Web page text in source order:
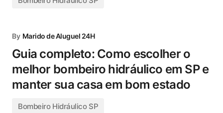
By Marido de Aluguel 24H
Guia completo: Como escolher o
melhor bombeiro hidráulico em SP e
manter sua casa em bom estado
Bombeiro Hidráulico SP